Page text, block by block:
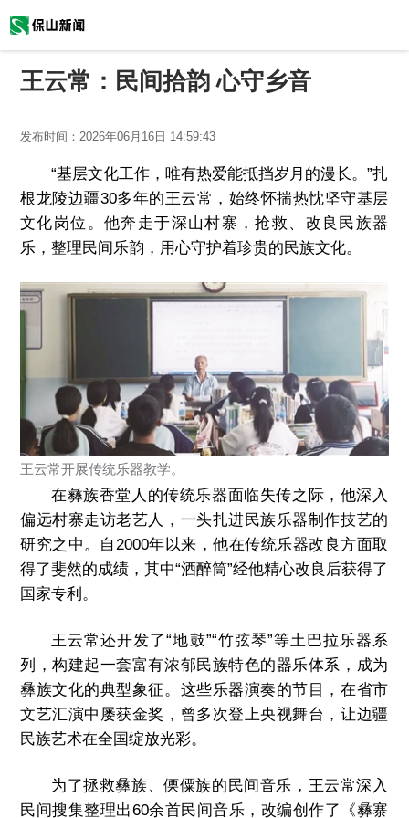
王云常：民间拾韵 心守乡音
发布时间： 2026年06月16日 14:59:43
“基层文化工作，唯有热爱能抵挡岁月的漫长。”扎
根龙陵边疆30多年的王云常，始终怀揣热忱坚守基层
文化岗位。他奔走于深山村寨，抢救、改良民族器
乐，整理民间乐韵，用心守护着珍贵的民族文化。
王云常开展传统乐器教学。
在彝族香堂人的传统乐器面临失传之际，他深入
偏远村寨走访老艺人，一头扎进民族乐器制作技艺的
研究之中。自2000年以来，他在传统乐器改良方面取
得了斐然的成绩，其中“酒醉筒”经他精心改良后获得了
国家专利。
王云常还开发了“地鼓”“竹弦琴”等土巴拉乐器系
列，构建起一套富有浓郁民族特色的器乐体系，成为
彝族文化的典型象征。这些乐器演奏的节目，在省市
文艺汇演中屡获金奖，曾多次登上央视舞台，让边疆
民族艺术在全国绽放光彩。
为了拯救彝族、傈僳族的民间音乐，王云常深入
民间搜集整理出60余首民间音乐，改编创作了《彝寨